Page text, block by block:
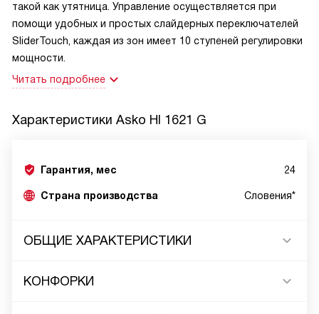
такой как утятница. Управление осуществляется при
помощи удобных и простых слайдерных переключателей
SliderTouch, каждая из зон имеет 10 ступеней регулировки
мощности.
Читать подробнее
Характеристики Asko HI 1621 G
Гарантия, мес 24
Страна производства Словения*
ОБЩИЕ ХАРАКТЕРИСТИКИ
КОНФОРКИ